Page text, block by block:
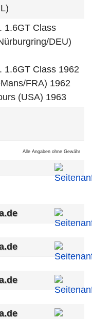
1.6GT Class
DEU)
1.6GT Class 1962
FRA) 1962
(USA) 1963
Alle Angaben ohne Gewähr